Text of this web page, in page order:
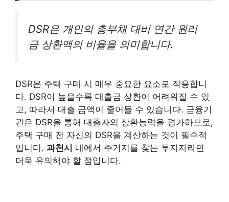
DSR은 개인의 총부채 대비 연간 원리
금 상환액의 비율을 의미합니다.
DSR은 주택 구매 시 매우 중요한 요소로 작용합니
다. DSR이 높을수록 대출금 상환이 어려워질 수 있
고, 따라서 대출 금액이 줄어들 수 있습니다. 금융기
관은 DSR을 통해 대출자의 상환능력을 평가하므로,
주택 구매 전 자신의 DSR을 계산하는 것이 필수적
입니다. 과천시 내에서 주거지를 찾는 투자자라면
더욱 유의해야 할 점입니다.